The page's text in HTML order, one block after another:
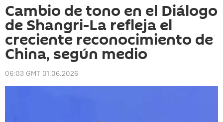
Cambio de tono en el Diálogo
de Shangri-La refleja el
creciente reconocimiento de
China, según medio
06:03 GMT 01.06.2026